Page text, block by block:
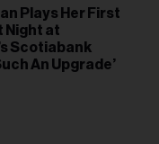
Plays Her First
Night at
Scotiabank
An Upgrade’